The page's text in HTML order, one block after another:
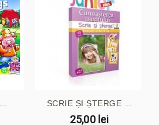
SCRIE ȘI ȘTERGE ...
25,00 lei